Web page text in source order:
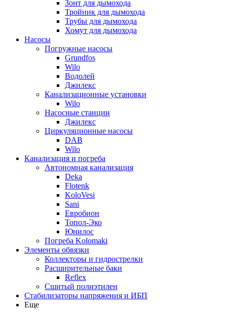
Зонт для дымохода
Тройник для дымохода
Трубы для дымохода
Хомут для дымохода
Насосы
Погружные насосы
Grundfos
Wilo
Водолей
Джилекс
Канализационные установки
Wilo
Насосные станции
Джилекс
Циркуляционные насосы
DAB
Wilo
Канализация и погреба
Автономная канализация
Deka
Flotenk
KoloVesi
Sani
Евробион
Топол-Эко
Юнилос
Погреба Kolomaki
Элементы обвязки
Коллекторы и гидрострелки
Расширительные баки
Reflex
Сшитый полиэтилен
Стабилизаторы напряжения и ИБП
Еще